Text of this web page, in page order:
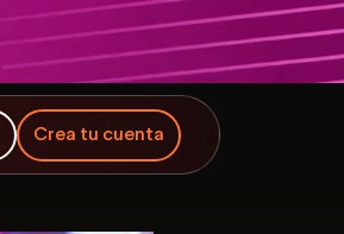
Crea tu cuenta